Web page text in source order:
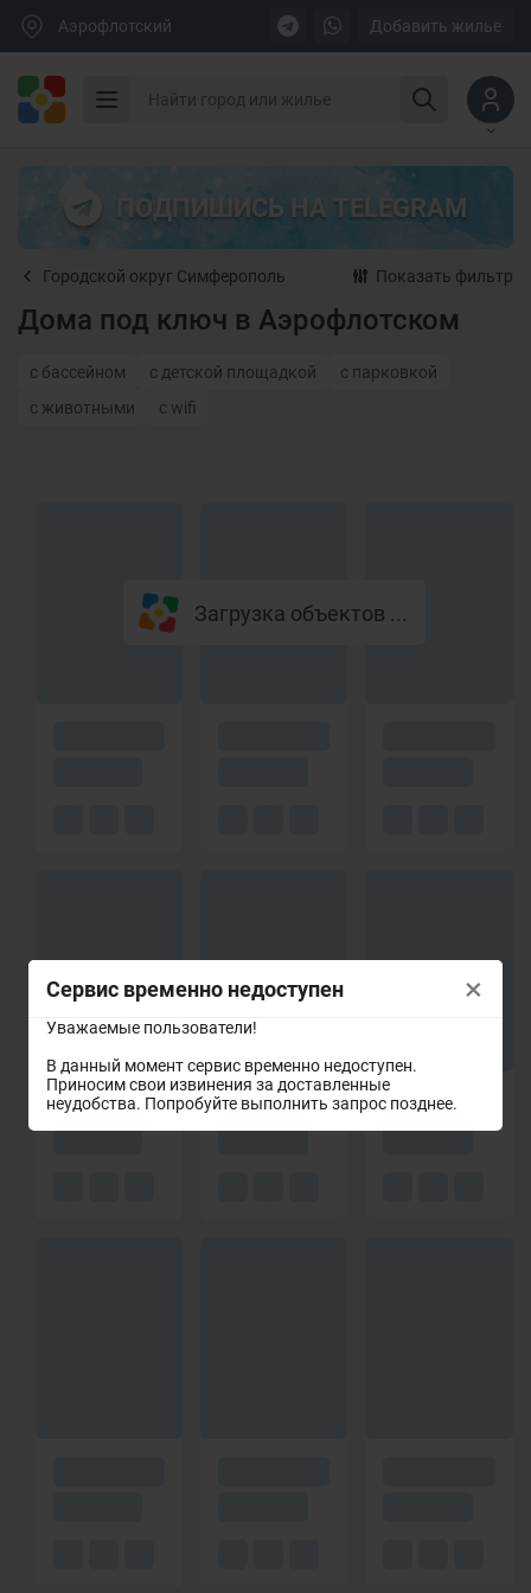
Сервис временно недоступен
Уважаемые пользователи!
В данный момент сервис временно недоступен.
Приносим свои извинения за доставленные
неудобства. Попробуйте выполнить запрос позднее.
×
Аэрофлотский Добавить жилье
ПОДПИШИСЬ НА TELEGRAM
Городской округ Симферополь Показать фильтр
Дома под ключ в Аэрофлотском
с бассейном с детской площадкой
с парковкой
с животными
с wifi
Загрузка объектов ...